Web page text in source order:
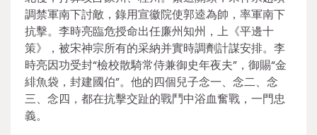
調禁軍南下討敵，錄用宣徽院使郭逵為帥，率軍南下
抗擊。李時亮臨危授命出任廉州知州，上《平邊十
策》，被宋神宗所有的采納并實時調劑計謀安排。李
時亮因功受封“檢校散騎常侍兼御史年夜夫”，御賜“金
緋魚袋，封建國伯”。他的四個兒子念一、念二、念
三、念四，都在抗擊交趾的戰鬥中浴血奮戰，一門忠
義。